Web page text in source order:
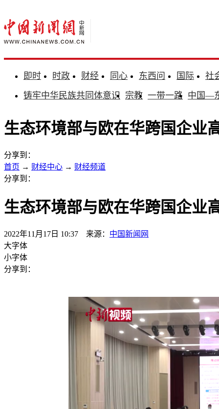
即时 时政 财经 同心 东西问 国际
社
铸牢中华民族共同体意识 宗教 一带一路 中国—
生态环境部与欧在华跨国企业
分享到：
首页 → 财经中心 → 财经频道
分享到：
生态环境部与欧在华跨国企业
2022年11月17日 10:37 来源： 中国新闻网
大字体
小字体
分享到：